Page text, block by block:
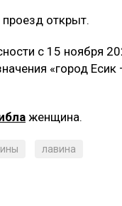
открыт.
с 15 ноября
«город Есик
женщина.
лавина